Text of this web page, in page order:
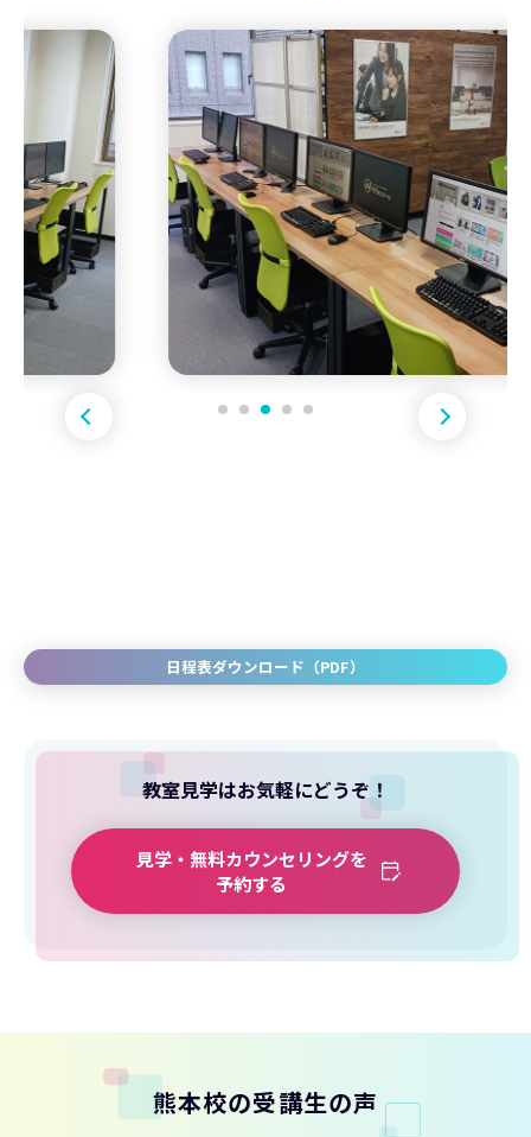
日程表ダウンロード（PDF）
教室見学はお気軽にどうぞ！
見学・無料カウンセリングを
予約する
熊本校の受講生の声